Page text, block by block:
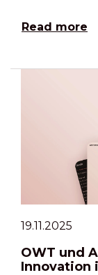
Read more
19.11.2025
OWT und
Innovation